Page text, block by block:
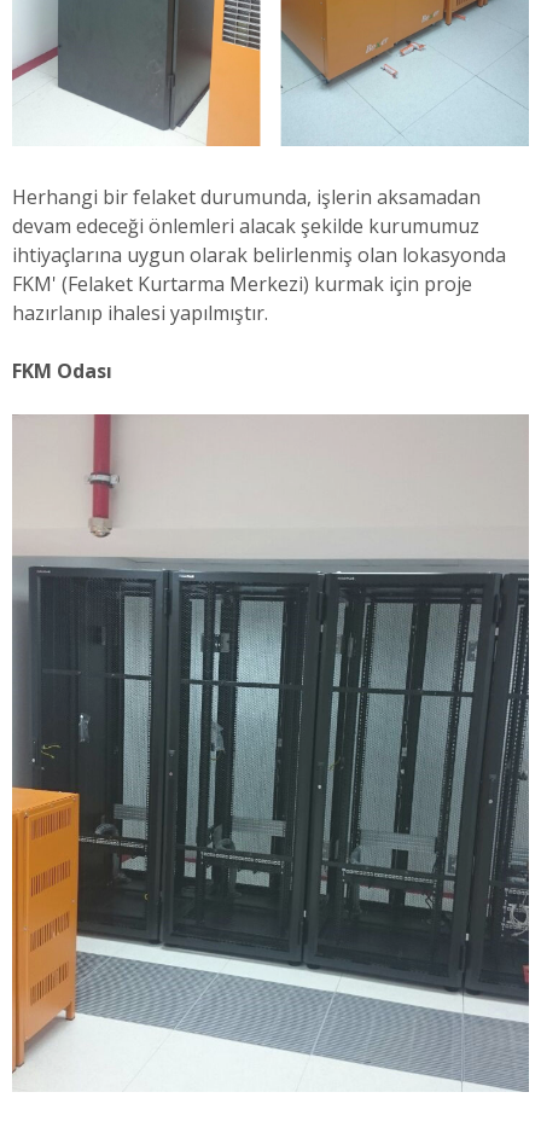
Herhangi bir felaket durumunda, işlerin aksamadan
devam edeceği önlemleri alacak şekilde kurumumuz
ihtiyaçlarına uygun olarak belirlenmiş olan lokasyonda
FKM' (Felaket Kurtarma Merkezi) kurmak için proje
hazırlanıp ihalesi yapılmıştır.
FKM Odası